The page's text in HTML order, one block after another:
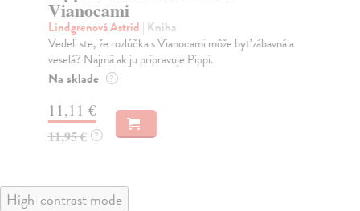
Vianocami
Lindgrenová Astrid | Kniha
Vedeli ste, že rozlúčka s Vianocami môže byť zábavná a
veselá? Najmä ak ju pripravuje Pippi.
Na sklade ?
11,11 €
11,95 € ?
High-contrast mode